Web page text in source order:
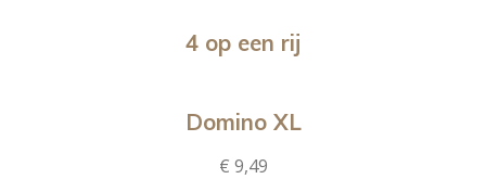
4 op een rij
Domino XL
€ 9,49